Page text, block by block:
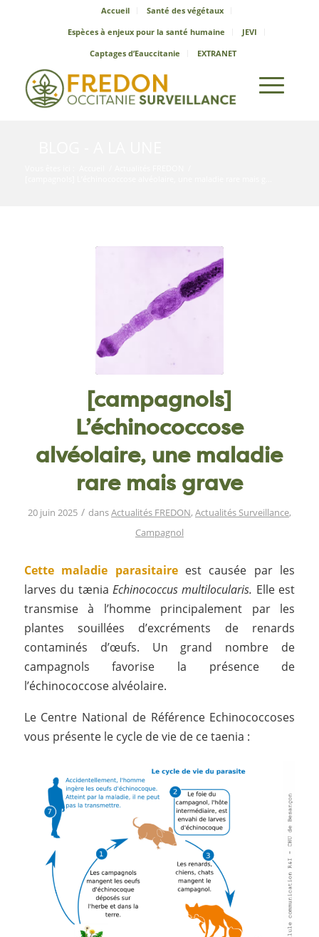
Accueil
Santé des végétaux
Espèces à enjeux pour la santé humaine
JEVI
Captages d’Eauccitanie
EXTRANET
[campagnols]
L’échinococcose
alvéolaire, une maladie
rare mais grave
20 juin 2025 / dansActualités FREDON, Actualités Surveillance,
Campagnol
Cette maladie parasitaire est causée par les
larves du tænia Echinococcus multilocularis. Elle est
transmise à l’homme principalement par les
plantes souillées d’excréments de renards
contaminés d’œufs. Un grand nombre de
campagnols favorise la présence de
l’échinococcose alvéolaire.
Le Centre National de Référence Echinococcoses
vous présente le cycle de vie de ce taenia :